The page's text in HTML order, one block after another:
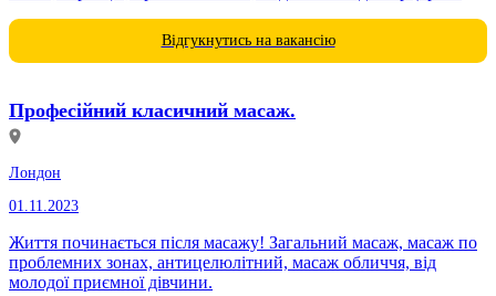
Відгукнутись на вакансію
Професійний класичний масаж.
Лондон
01.11.2023
Життя починається після масажу! Загальний масаж, масаж по
проблемних зонах, антицелюлітний, масаж обличчя, від
молодої приємної дівчини.